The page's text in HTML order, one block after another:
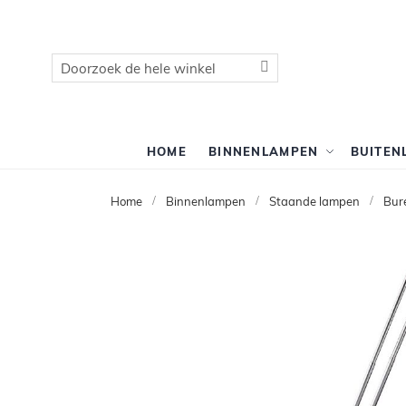
Zoek
HOME BINNENLAMPEN
Home Binnenlampen Staande lampen